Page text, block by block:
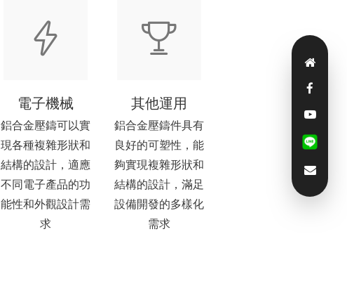
電子機械
鋁合金壓鑄可以實
現各種複雜形狀和
結構的設計，適應
不同電子產品的功
能性和外觀設計需
求
其他運用
鋁合金壓鑄件具有
良好的可塑性，能
夠實現複雜形狀和
結構的設計，滿足
設備開發的多樣化
需求